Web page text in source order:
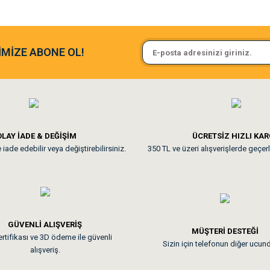
ve paketlemesine bayıldım
Sa**** On******
Pamuk için aradığım tüm
Uygun fiyatta olması iyi.
gün elime ulaştı. Jack russell köpeğim severek yedi. Tüy
ABONE OL!
İADE & DEĞİŞİM
iade edebilir veya değiştirebilirsiniz.
ÜCRETSİZ HIZLI
350 TL ve üzeri alışverişlerde
GÜVENLİ ALIŞVERİŞ
ve 3D ödeme ile güvenli
alışveriş.
MÜŞTERİ DESTEĞİ
Sizin için telefonun diğer